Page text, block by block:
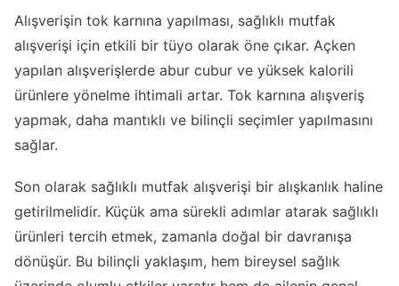
Alışverişin tok karnına yapılması, sağlıklı mutfak
alışverişi için etkili bir tüyo olarak öne çıkar. Açken
yapılan alışverişlerde abur cubur ve yüksek kalorili
ürünlere yönelme ihtimali artar. Tok karnına alışveriş
yapmak, daha mantıklı ve bilinçli seçimler yapılmasını
sağlar.
Son olarak sağlıklı mutfak alışverişi bir alışkanlık haline
getirilmelidir. Küçük ama sürekli adımlar atarak sağlıklı
ürünleri tercih etmek, zamanla doğal bir davranışa
dönüşür. Bu bilinçli yaklaşım, hem bireysel sağlık